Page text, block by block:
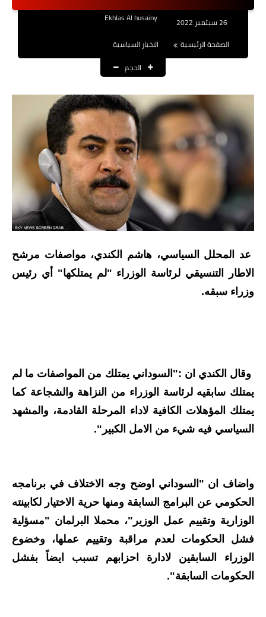
نتائج التعيينات
العقود والاجور اليومية
الرواتب والقروض
الرواتب
القروض والسلف
المنح المالية
قطع الاراضي
اخبار العراق
الاخبار السياسية
الاخبار الامنية
اخبار وقرارات وزارة التربية
نتائج الامتحانات
المرحلة الابتدائية
المرحلة الاعدادية
اسئلة وزارية
المرحلة الابتدائية
المرحلة المتوسطة
26 سبتمبر 2022
Ekhlas Al husainy
الصفحة الرئيسية
الاخبار السياسية
الحجم
عد المحلل السياسي، هاشم الكندي، مواصفات مرشح
الاطار التنسيقي لرئاسة الوزراء "لم يمتلكها" أي رئيس
وزراء سبقه.
وقال الكندي ان :"السوداني يمتلك من المواصفات ما لم
يمتلك سابقيه لرئاسة الوزراء من النزاهة والشجاعة كما
يمتلك المؤهلات الكافية لاداء المرحلة القادمة، والمشهد
السياسي فيه شيء من الامل الكبير".
واضاف ان "السوداني اوضح وجه الاختلاف في برنامجه
الحكومي عن البرامج السابقة ومنها حرية الاختيار لكابينته
الوزارية وتقييم عمل الوزير"، محملا البرلمان "مسؤلية
فشل الحكومات لعدم مراقبة وتقييم عملها، وخضوع
الوزراء السابقين لادارة احزابهم تسبب ايضاً بفشل
الحكومات السابقة".